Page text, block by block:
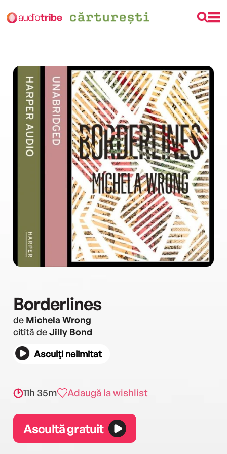
Borderlines
de Michela Wrong
citită deJilly Bond
Asculți nelimitat
11h 35m Adaugă la wishlist
Ascultă gratuit